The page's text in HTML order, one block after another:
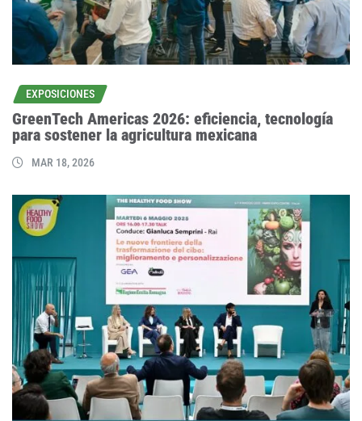
EXPOSICIONES
GreenTech Americas 2026: eficiencia, tecnología
para sostener la agricultura mexicana
MAR 18, 2026